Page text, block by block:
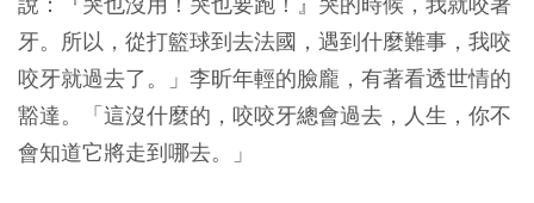
牙。所以，從打籃球到去法國，遇到什麼難事，我咬
咬牙就過去了。」李昕年輕的臉龐，有著看透世情的
豁達。「這沒什麼的，咬咬牙總會過去，人生，你不
會知道它將走到哪去。」